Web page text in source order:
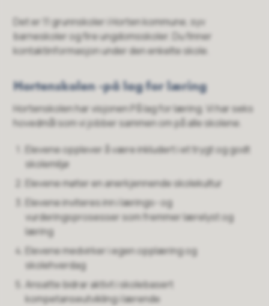
Det er 11 grunnskoler i Horten kommune, syv
barneskoler og fire ungdomsskoler. Du finner
kontaktinformasjon under den enkelte skole.
Hortenskolen -på lag for læring
Hortenskolen har visjonen På lag for læring. Vi har seks
hovedmål som vi jobber sammen om på alle skolene.
Elevene opplever å være inkludert i et trygt og godt
skolemiljø
Elevene møter en anerkjennende skolekultur
Elevene inviteres inn i lærings- og
vurderingsprosesser som fremmer lærelyst og
læring
Elevene medvirker i egen opplæring og
skolehverdag
Ansatte bidrar aktivt i skolebasert
kompetanseutvikling i lærende